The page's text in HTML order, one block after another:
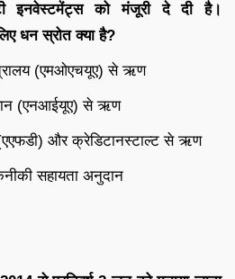
इनवेस्टमेंट्स को मंजूरी दे दी है।
धन स्रोत क्या है?
(एमओएचयूए) से ऋण
(एनआईयूए) से ऋण
और क्रेडिटानस्टाल्ट से ऋण
सहायता अनुदान